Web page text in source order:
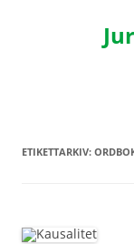
ETIKETTARKIV: